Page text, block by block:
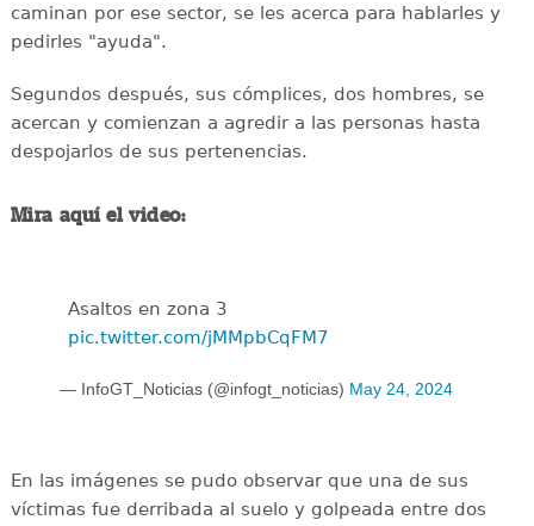
caminan por ese sector, se les acerca para hablarles y
pedirles "ayuda".
Segundos después, sus cómplices, dos hombres, se
acercan y comienzan a agredir a las personas hasta
despojarlos de sus pertenencias.
Mira aquí el video:
Asaltos en zona 3
pic.twitter.com/jMMpbCqFM7
— InfoGT_Noticias (@infogt_noticias) May 24, 2024
En las imágenes se pudo observar que una de sus
víctimas fue derribada al suelo y golpeada entre dos